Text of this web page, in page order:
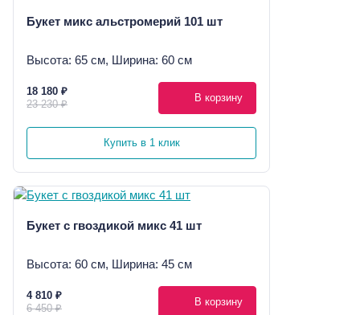
Букет микс альстромерий 101 шт
Высота: 65 см, Ширина: 60 см
18 180 ₽
23 230 ₽
В корзину
Купить в 1 клик
Букет с гвоздикой микс 41 шт
Высота: 60 см, Ширина: 45 см
4 810 ₽
6 450 ₽
В корзину